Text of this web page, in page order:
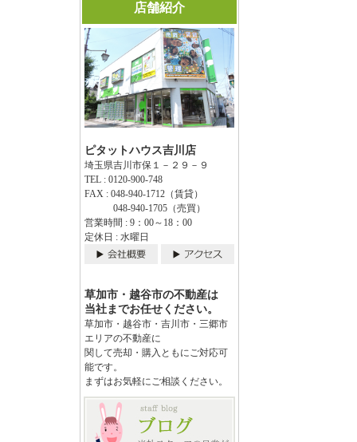
店舗紹介
ピタットハウス吉川店
埼玉県吉川市保１－２９－９
TEL : 0120-900-748
FAX : 048-940-1712（賃貸）
048-940-1705（売買）
営業時間 : 9：00～18：00
定休日 : 水曜日
草加市・越谷市の不動産は
当社までお任せください。
草加市・越谷市・吉川市・三郷市
エリアの不動産に
関して売却・購入ともにご対応可
能です。
まずはお気軽にご相談ください。